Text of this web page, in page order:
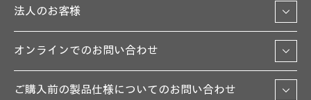
法人のお客様
オンラインでのお問い合わせ
ご購入前の製品仕様についてのお問い合わせ